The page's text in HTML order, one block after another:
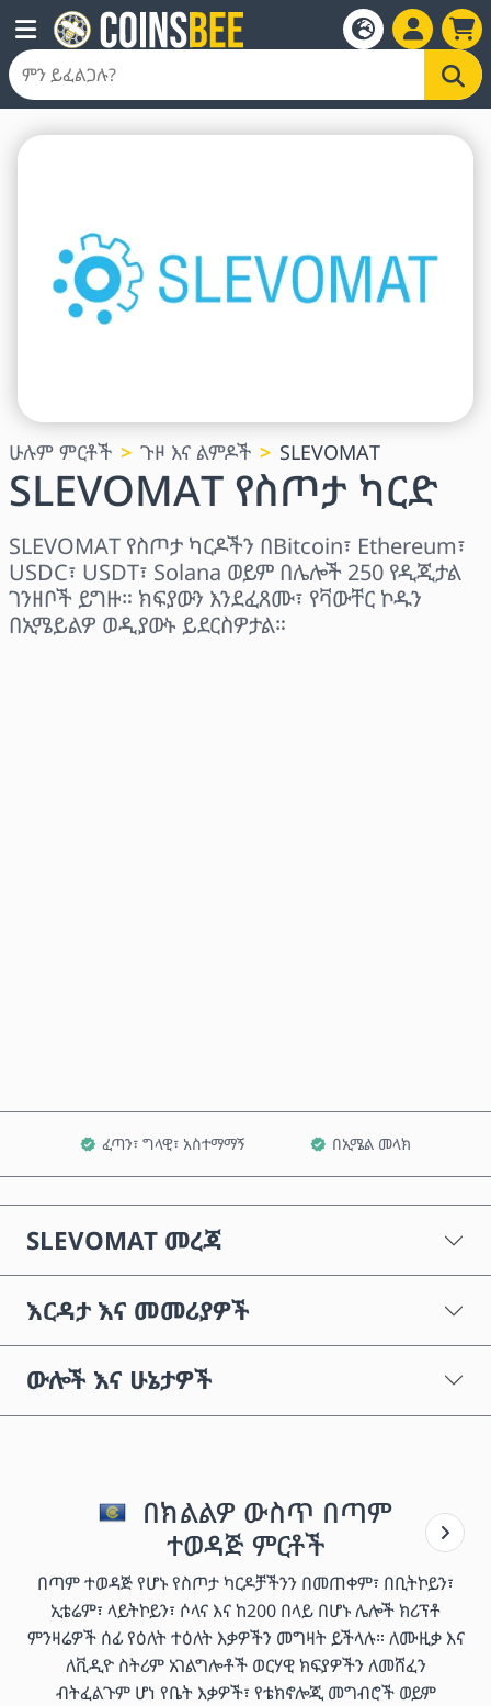
ሁሉም ምርቶች ጉዞ እና ልምዶች SLEVOMAT
SLEVOMAT የስጦታ ካርድ
SLEVOMAT የስጦታ ካርዶችን በBitcoin፣ Ethereum፣
USDC፣ USDT፣ Solana ወይም በሌሎች 250 የዲጂታል
ገንዘቦች ይግዙ። ክፍያውን እንደፈጸሙ፣ የቫውቸር ኮዱን
በኢሜይልዎ ወዲያውኑ ይደርስዎታል።
ፈጣን፣ ግላዊ፣ አስተማማኝ በኢሜል መላክ
SLEVOMAT መረጃ
እርዳታ እና መመሪያዎች
ውሎች እና ሁኔታዎች
በክልልዎ ውስጥ በጣም
ተወዳጅ ምርቶች
በጣም ተወዳጅ የሆኑ የስጦታ ካርዶቻችንን በመጠቀም፣ በቢትኮይን፣
ኢቴሬም፣ ላይትኮይን፣ ሶላና እና ከ200 በላይ በሆኑ ሌሎች ክሪፕቶ
ምንዛሬዎች ሰፊ የዕለት ተዕለት እቃዎችን መግዛት ይችላሉ። ለሙዚቃ እና
ለቪዲዮ ስትሪም አገልግሎቶች ወርሃዊ ክፍያዎችን ለመሸፈን
ብትፈልጉም ሆነ የቤት እቃዎች፣ የቴክኖሎጂ መግብሮች ወይም